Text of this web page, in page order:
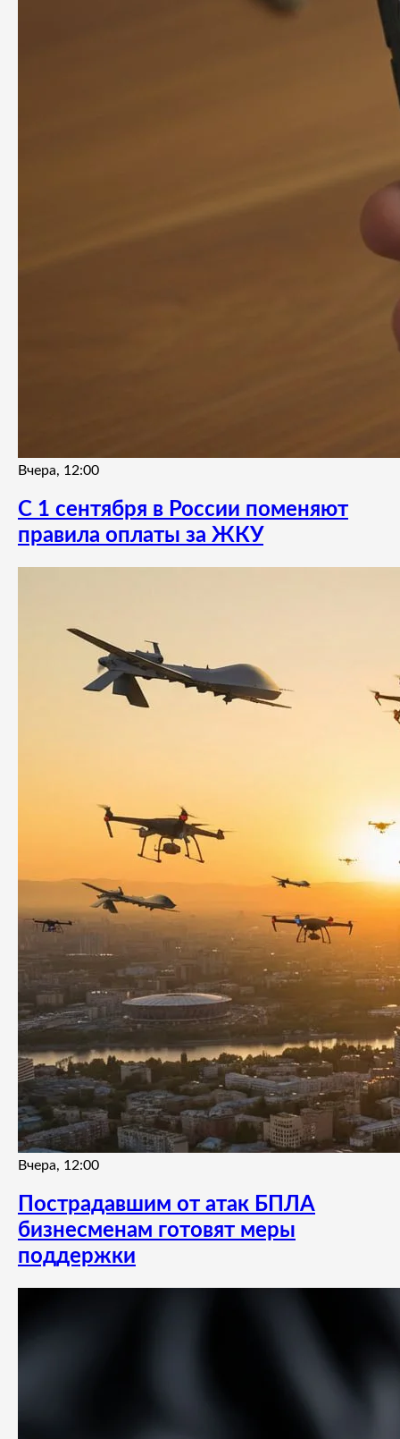
Вчера, 12:00
С 1 сентября в России поменяют
правила оплаты за ЖКУ
Вчера, 12:00
Пострадавшим от атак БПЛА
бизнесменам готовят меры
поддержки